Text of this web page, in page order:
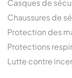
Casques de
Chaussures de
Protection des
Protections
Lutte contre